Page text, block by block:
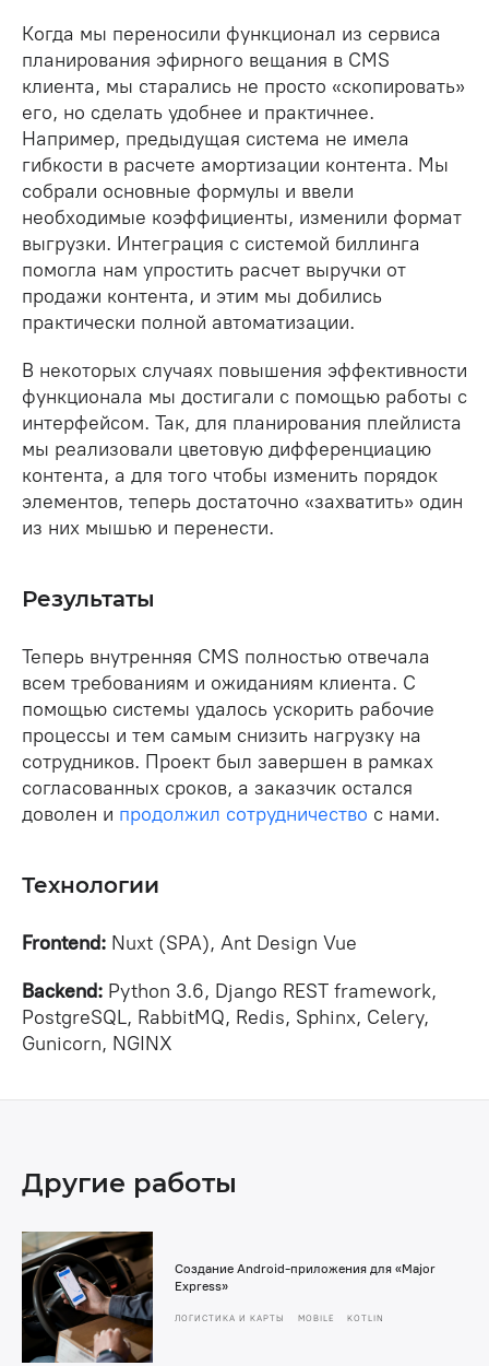
Когда мы переносили функционал из сервиса
планирования эфирного вещания в CMS
клиента, мы старались не просто «скопировать»
его, но сделать удобнее и практичнее.
Например, предыдущая система не имела
гибкости в расчете амортизации контента. Мы
собрали основные формулы и ввели
необходимые коэффициенты, изменили формат
выгрузки. Интеграция с системой биллинга
помогла нам упростить расчет выручки от
продажи контента, и этим мы добились
практически полной автоматизации.
В некоторых случаях повышения эффективности
функционала мы достигали с помощью работы с
интерфейсом. Так, для планирования плейлиста
мы реализовали цветовую дифференциацию
контента, а для того чтобы изменить порядок
элементов, теперь достаточно «захватить» один
из них мышью и перенести.
Результаты
Теперь внутренняя CMS полностью отвечала
всем требованиям и ожиданиям клиента. С
помощью системы удалось ускорить рабочие
процессы и тем самым снизить нагрузку на
сотрудников. Проект был завершен в рамках
согласованных сроков, а заказчик остался
доволен и продолжил сотрудничество с нами.
Технологии
Frontend: Nuxt (SPA), Ant Design Vue
Backend: Python 3.6, Django REST framework,
PostgreSQL, RabbitMQ, Redis, Sphinx, Celery,
Gunicorn, NGINX
Другие работы
Создание Android-приложения для «Major
Express»
ЛОГИСТИКА И КАРТЫ MOBILE KOTLIN